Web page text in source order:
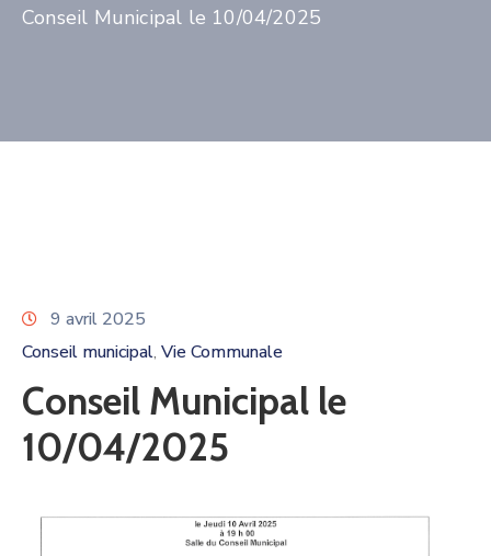
Conseil Municipal le 10/04/2025
9 avril 2025
Conseil municipal‚ Vie Communale
Conseil Municipal le
10/04/2025